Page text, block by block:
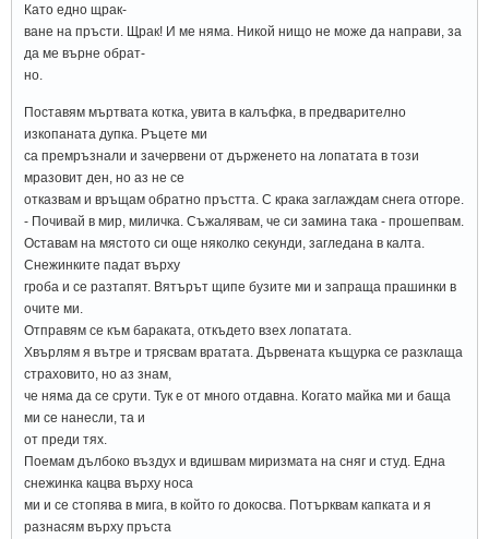
Като едно щрак-
ване на пръсти. Щрак! И ме няма. Никой нищо не може да направи, за
да ме върне обрат-
но.
Поставям мъртвата котка, увита в калъфка, в предварително
изкопаната дупка. Ръцете ми
са премръзнали и зачервени от държенето на лопатата в този
мразовит ден, но аз не се
отказвам и връщам обратно пръстта. С крака заглаждам снега отгоре.
- Почивай в мир, миличка. Съжалявам, че си замина така - прошепвам.
Оставам на мястото си още няколко секунди, загледана в калта.
Снежинките падат върху
гроба и се разтапят. Вятърът щипе бузите ми и запраща прашинки в
очите ми.
Отправям се към бараката, откъдето взех лопатата.
Хвърлям я вътре и трясвам вратата. Дървената къщурка се разклаща
страховито, но аз знам,
че няма да се срути. Тук е от много отдавна. Когато майка ми и баща
ми се нанесли, та и
от преди тях.
Поемам дълбоко въздух и вдишвам миризмата на сняг и студ. Една
снежинка кацва върху носа
ми и се стопява в мига, в който го докосва. Потърквам капката и я
разнасям върху пръста